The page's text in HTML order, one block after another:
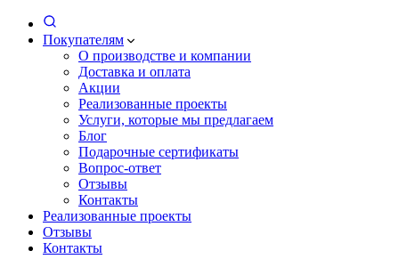
Покупателям
О производстве и компании
Доставка и оплата
Акции
Реализованные проекты
Услуги, которые мы предлагаем
Блог
Подарочные сертификаты
Вопрос-ответ
Отзывы
Контакты
Реализованные проекты
Отзывы
Контакты